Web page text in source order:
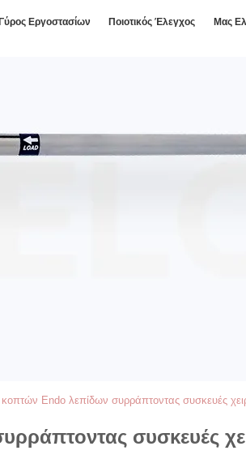
Γύρος Εργοστασίων Ποιοτικός Έλεγχος Μας
Endo λεπίδων συρράπτοντας συσκευές
συσκευές